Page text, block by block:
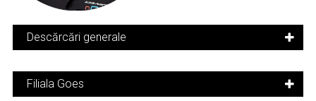
Descărcări generale
Filiala Goes